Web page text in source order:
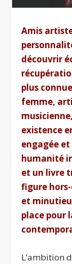
Amis
découvrir
plus
femme,
existence
engagée
humanité
et un livre
figure
et
place pour
L’ambition